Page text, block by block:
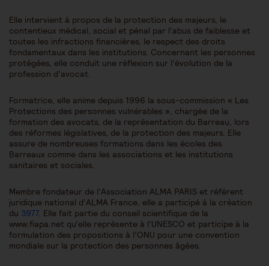
Elle intervient à propos de la protection des majeurs, le
contentieux médical, social et pénal par l’abus de faiblesse et
toutes les infractions financières, le respect des droits
fondamentaux dans les institutions. Concernant les personnes
protégées, elle conduit une réflexion sur l’évolution de la
profession d’avocat.
Formatrice, elle anime depuis 1996 la sous-commission « Les
Protections des personnes vulnérables », chargée de la
formation des avocats, de la représentation du Barreau, lors
des réformes législatives, de la protection des majeurs. Elle
assure de nombreuses formations dans les écoles des
Barreaux comme dans les associations et les institutions
sanitaires et sociales.
Membre fondateur de l’Association ALMA PARIS et référent
juridique national d’ALMA France, elle a participé à la création
du 3977. Elle fait partie du conseil scientifique de la
www.fiapa.net qu’elle représente à l’UNESCO et participe à la
formulation des propositions à l’ONU pour une convention
mondiale sur la protection des personnes âgées.